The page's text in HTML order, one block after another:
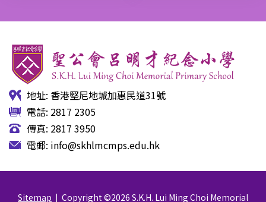
地址: 香港堅尼地城加惠民道31號
電話: 2817 2305
傳真: 2817 3950
電郵: info@skhlmcmps.edu.hk
Sitemap | Copyright ©2026 S.K.H. Lui Ming Choi Memorial